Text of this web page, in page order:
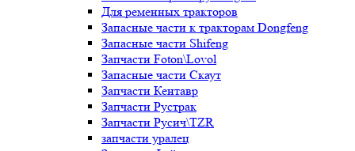
Для ременных тракторов
Запасные части к тракторам Dongfeng
Запасные части Shifeng
Запчасти Foton\Lovol
Запасные части Скаут
Запчасти Кентавр
Запчасти Рустрак
Запчасти Русич\TZR
запчасти уралец